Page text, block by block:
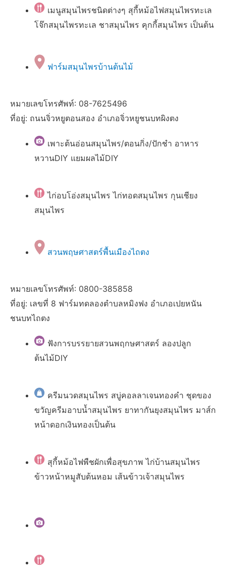
เมนูสมุนไพรชนิดต่างๆ สุกี้หม้อไฟสมุนไพรทะเล
โจ๊กสมุนไพรทะเล ชาสมุนไพร คุกกี้สมุนไพร เป็นต้น
ฟาร์มสมุนไพรบ้านต้นไม้
หมายเลขโทรศัพท์: 08-7625496
ที่อยู่: ถนนจิ่วหยูตอนสอง อำเภอจิ่วหยูชนบทผิงตง
เพาะต้นอ่อนสมุนไพร/ตอนกิ่ง/ปักชำ อาหาร
หวานDIY แยมผลไม้DIY
ไก่อบโอ่งสมุนไพร ไก่ทอดสมุนไพร กุนเชียง
สมุนไพร
สวนพฤษศาสตร์พื้นเมืองไถตง
หมายเลขโทรศัพท์: 0800-385858
ที่อยู่: เลขที่ 8 ฟาร์มทดลองตำบลหมิงฟง อำเภอเปยหนัน
ชนบทไถตง
ฟังการบรรยายสวนพฤกษศาสตร์ ลองปลูก
ต้นไม้DIY
ครีมนวดสมุนไพร สบู่คอลลาเจนทองคำ ชุดของ
ขวัญครีมอาบน้ำสมุนไพร ยาทากันยุงสมุนไพร มาส์ก
หน้าดอกเงินทองเป็นต้น
สุกี้หม้อไฟพืชผักเพื่อสุขภาพ ไก่บ้านสมุนไพร
ข้าวหน้าหมูสับต้นหอม เส้นข้าวเจ้าสมุนไพร